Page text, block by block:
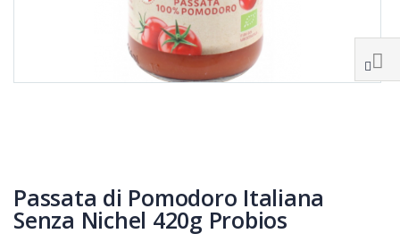
Passata di Pomodoro Italiana
Senza Nichel 420g Probios